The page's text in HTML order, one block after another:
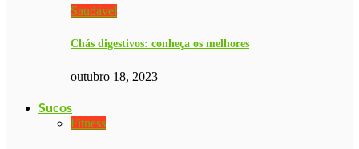
Saudável
Chás digestivos: conheça os melhores
outubro 18, 2023
Sucos
Fitness